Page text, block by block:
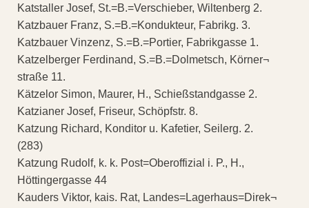
Katstaller Josef, St.=B.=Verschieber, Wiltenberg 2.
Katzbauer Franz, S.=B.=Kondukteur, Fabrikg. 3.
Katzbauer Vinzenz, S.=B.=Portier, Fabrikgasse 1.
Katzelberger Ferdinand, S.=B.=Dolmetsch, Körner¬
straße 11.
Kätzelor Simon, Maurer, H., Schießstandgasse 2.
Katzianer Josef, Friseur, Schöpfstr. 8.
Katzung Richard, Konditor u. Kafetier, Seilerg. 2.
(283)
Katzung Rudolf, k. k. Post=Oberoffizial i. P., H.,
Höttingergasse 44
Kauders Viktor, kais. Rat, Landes=Lagerhaus=Direk¬